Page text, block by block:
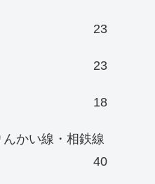
23
23
18
かい線・相鉄線
40